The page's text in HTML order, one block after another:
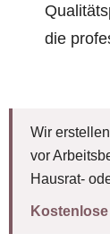
die
Wir
vor
Hausrat-